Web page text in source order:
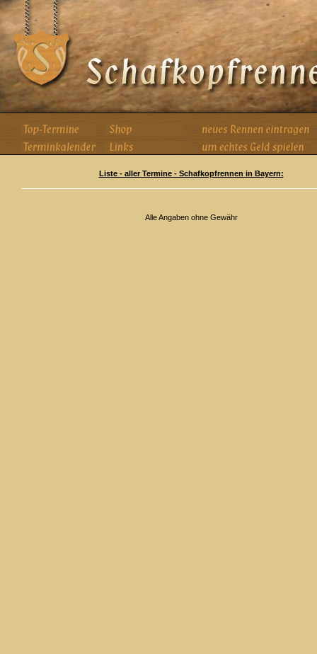
Liste - aller Termine - Schafkopfrennen in Bayern:
Alle Angaben ohne Gewähr